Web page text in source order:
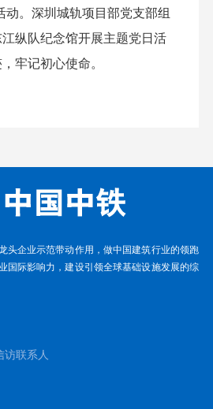
动。深圳城轨项目部党支部组
纵队纪念馆开展主题党日活
牢记初心使命。
头企业示范带动作用，做中国建筑行业的领跑
国际影响力，建设引领全球基础设施发展的综
访联系人